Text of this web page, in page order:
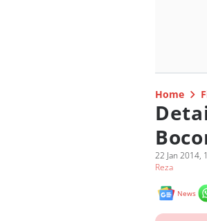
Home
22 Jan 2014,
Reza
News